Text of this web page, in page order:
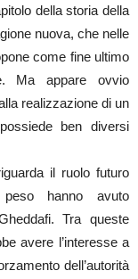
della storia della
nuova, che nelle
come fine ultimo
Ma appare ovvio
realizzazione di un
ben diversi
il ruolo futuro
hanno avuto
Tra queste
avere l’interesse a
dell’autorità